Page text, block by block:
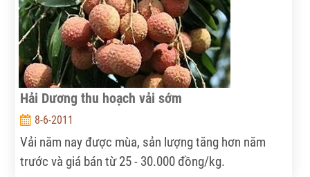
giải pháp cải thiện môi trường cạnh tranh, triển khai
thực hiện đạt hiệu quả Chương trình hành động
nâng cao chỉ số năng lực cạnh tranh của tỉnh từ nay
đến 2015.
Hải Dương thu hoạch vải sớm
8-6-2011
Vải năm nay được mùa, sản lượng tăng hơn năm
trước và giá bán từ 25 - 30.000 đồng/kg.